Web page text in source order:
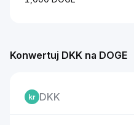
Konwertuj DKK na DOGE
DKK